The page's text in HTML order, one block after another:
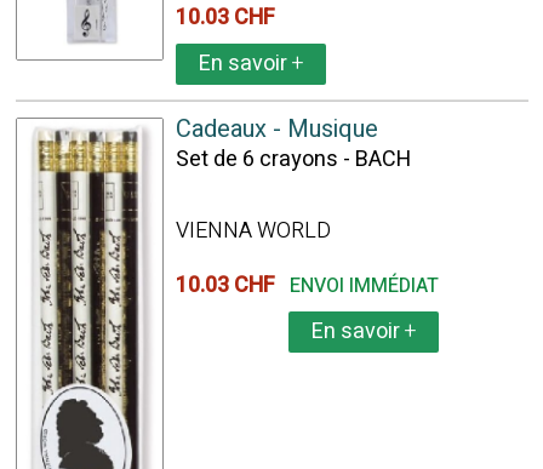
10.03 CHF
En savoir+
Cadeaux - Musique
Set de 6 crayons - BACH
VIENNA WORLD
10.03 CHF ENVOI IMMÉDIAT
En savoir+